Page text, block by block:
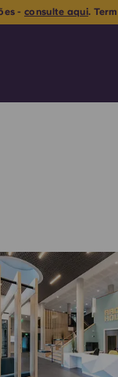
nós
-consulte aqui.